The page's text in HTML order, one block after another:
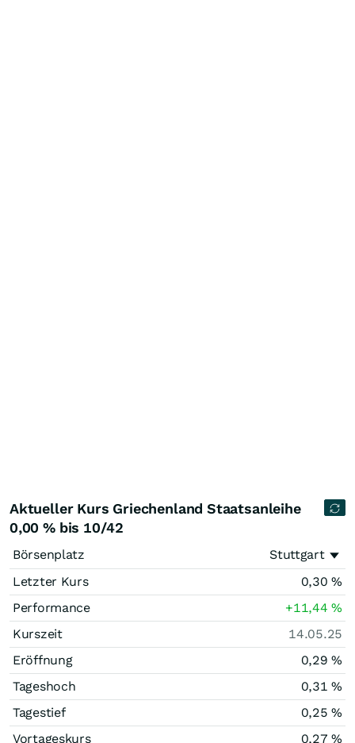
Aktueller Kurs Griechenland Staatsanleihe
0,00 % bis 10/42
Börsenplatz
Stuttgart
Letzter Kurs
0,30 %
Performance
+11,44%
Kurszeit
14.05.25
Eröffnung
0,29 %
Tageshoch
0,31 %
Tagestief
0,25 %
Vortageskurs
0,27%